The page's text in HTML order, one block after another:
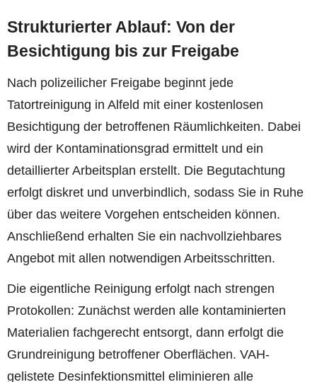
Strukturierter Ablauf: Von der
Besichtigung bis zur Freigabe
Nach polizeilicher Freigabe beginnt jede
Tatortreinigung in Alfeld mit einer kostenlosen
Besichtigung der betroffenen Räumlichkeiten. Dabei
wird der Kontaminationsgrad ermittelt und ein
detaillierter Arbeitsplan erstellt. Die Begutachtung
erfolgt diskret und unverbindlich, sodass Sie in Ruhe
über das weitere Vorgehen entscheiden können.
Anschließend erhalten Sie ein nachvollziehbares
Angebot mit allen notwendigen Arbeitsschritten.
Die eigentliche Reinigung erfolgt nach strengen
Protokollen: Zunächst werden alle kontaminierten
Materialien fachgerecht entsorgt, dann erfolgt die
Grundreinigung betroffener Oberflächen. VAH-
gelistete Desinfektionsmittel eliminieren alle